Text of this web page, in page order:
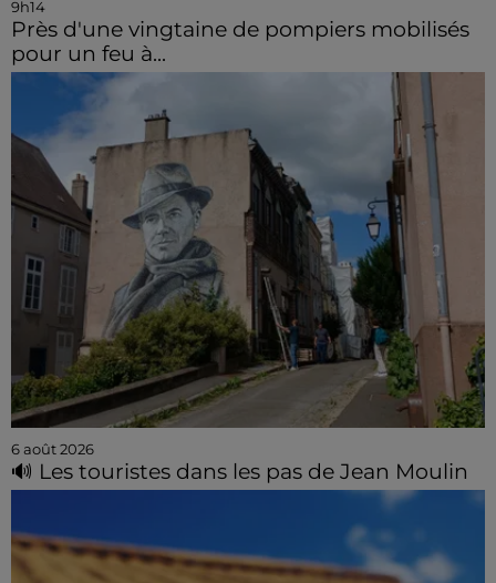
9h14
Près d'une vingtaine de pompiers mobilisés
pour un feu à...
6 août 2026
🔊 Les touristes dans les pas de Jean Moulin